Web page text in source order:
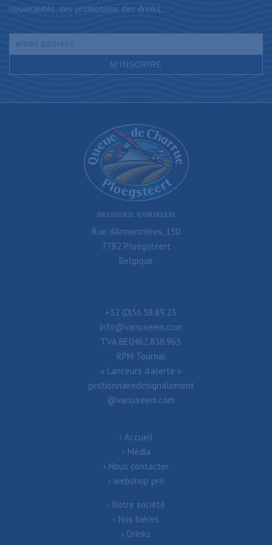
nouveautés, des promotions des drinks,...
BRASSERIE VANUXEEM
Rue d’Armentières, 150
7782 Ploegsteert
Belgique
+32 (0)56.58.89.23
info@vanuxeem.com
TVA BE0462.838.963
RPM Tournai
« Lanceurs d’alerte »
gestionnairedesignalement
@vanuxeem.com
Accueil
Média
Nous contacter
webshop pro
Notre société
Nos bières
Drinks